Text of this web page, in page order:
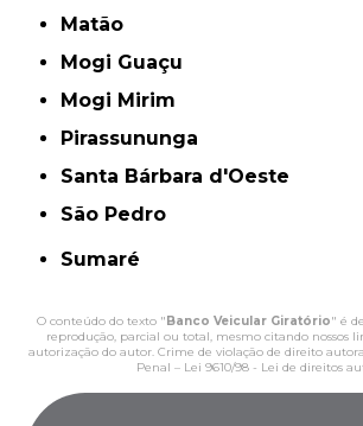
Matão
Mogi Guaçu
Mogi Mirim
Pirassununga
Santa Bárbara d'Oeste
São Pedro
Sumaré
O conteúdo do texto " Banco Veicular Giratório" é
reprodução, parcial ou total, mesmo citando nossos
autorização do autor. Crime de violação de direito
Penal – Lei 9610/98 - Lei de direitos